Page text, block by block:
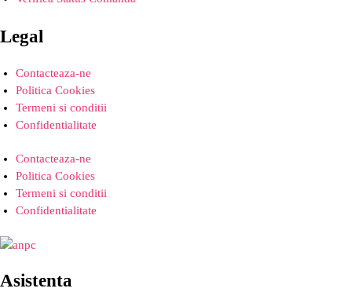
Legal
Contacteaza-ne
Politica Cookies
Termeni si conditii
Confidentialitate
Contacteaza-ne
Politica Cookies
Termeni si conditii
Confidentialitate
Asistenta